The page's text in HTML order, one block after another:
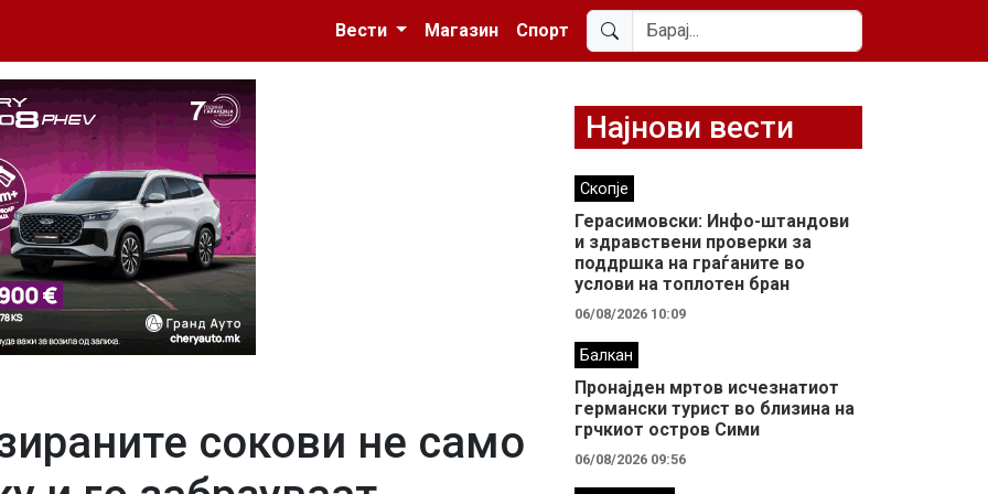
Вести
Магазин Спорт
сокови не само
Најнови вести
Скопје
Герасимовски: Инфо-штандови
и здравствени проверки за
поддршка на граѓаните во
услови на топлотен бран
06/08/2026 10:09
Балкан
Пронајден мртов исчезнатиот
германски турист во близина на
грчкиот остров Сими
06/08/2026 09:56